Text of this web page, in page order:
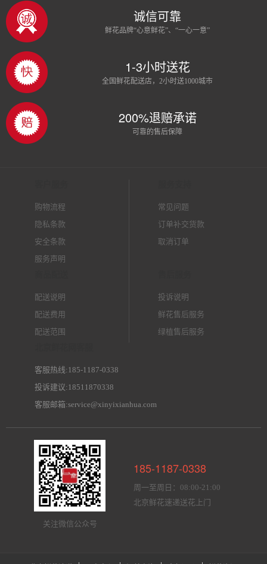
诚信可靠
鲜花品牌“心意鲜花”、“一心一意”
1-3小时送花
全国鲜花配送店，2小时送1000城市
200%退赔承诺
可靠的售后保障
购物流程
隐私条款
安全条款
服务声明
常见问题
订单补交货款
取消订单
配送说明
配送费用
配送范围
投诉说明
鲜花售后服务
绿植售后服务
客服热线:185-1187-0338
投诉建议:18511870338
客服邮箱:service@xinyixianhua.com
关注微信公众号
185-1187-0338
周一至周日：08:00-21:00
北京鲜花速递送花上门